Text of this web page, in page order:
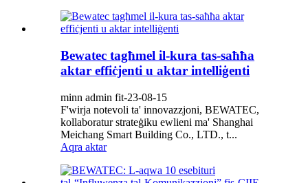
Bewatec tagħmel il-kura tas-saħħa
aktar effiċjenti u aktar intelliġenti
minn admin fit-23-08-15
F'wirja notevoli ta' innovazzjoni, BEWATEC,
kollaboratur strateġiku ewlieni ma' Shanghai
Meichang Smart Building Co., LTD., t...
Aqra aktar